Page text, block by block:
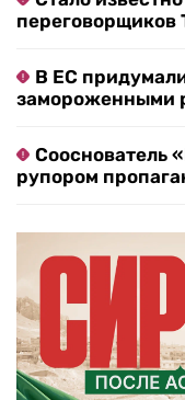
переговорщиков
В ЕС
замороженными
Сооснователь
рупором